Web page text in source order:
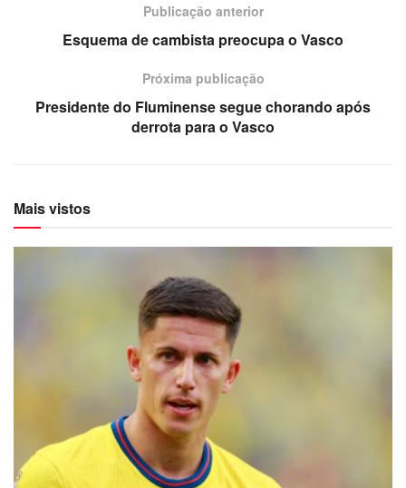
Publicação anterior
Esquema de cambista preocupa o Vasco
Próxima publicação
Presidente do Fluminense segue chorando após
derrota para o Vasco
Mais vistos